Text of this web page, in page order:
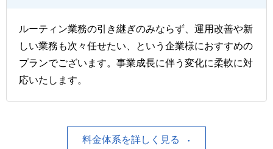
ルーティン業務の引き継ぎのみならず、運用改善や新
しい業務も次々任せたい、という企業様におすすめの
プランでございます。事業成長に伴う変化に柔軟に対
応いたします。
料金体系を詳しく見る